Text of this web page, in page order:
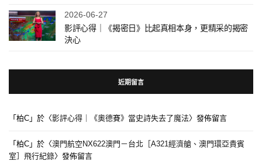
2026-06-27
影評心得｜《揭密日》比起真相本身，更精采的揭密
決心
近期留言
「 柏C 」於〈影評心得｜《奧德賽》當史詩失去了魔法〉發佈留言
「 柏C 」於〈澳門航空NX622澳門－台北［A321經濟艙、澳門環亞貴賓
室］飛行紀錄〉發佈留言